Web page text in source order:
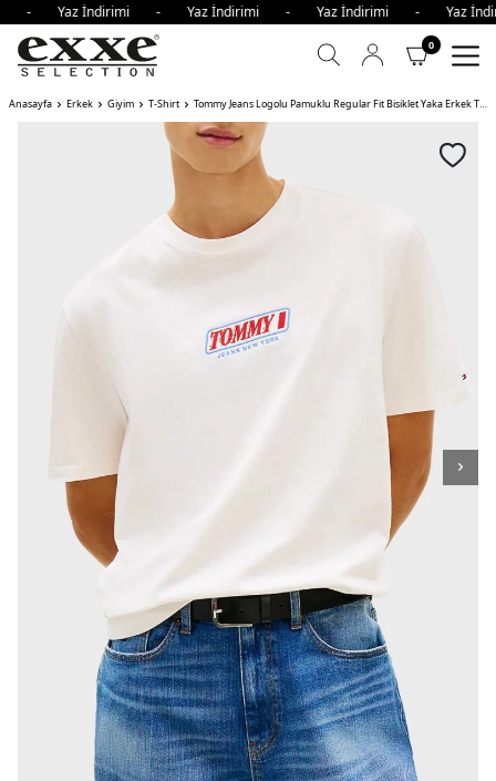
- Yaz İndirimi - Yaz İndirimi - Yaz İndirimi -
0
Anasayfa Erkek Giyim T-Shirt Tommy Jeans Logolu Pamuklu Regular Fit Bisiklet Yaka Erkek T Shirt YBH